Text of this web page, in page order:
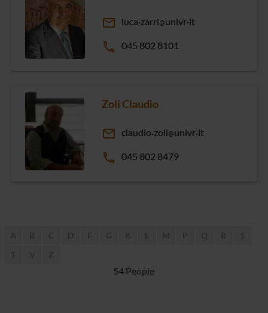
email luca zarri univr it
phone 045 802 8101
Zoli Claudio
email claudio zoli univr it
phone 045 802 8479
54 People